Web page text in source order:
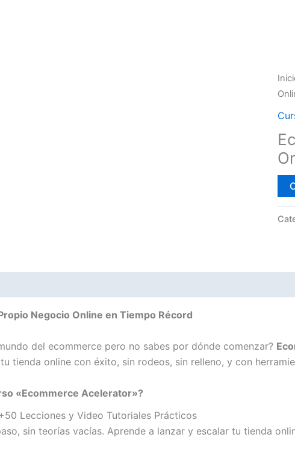
Negocio Online en Tiempo Récord
del ecommerce pero no sabes por dónde comenzar?
tienda online con éxito, sin rodeos, sin relleno, y con
«Ecommerce Acelerator»?
Lecciones y Video Tutoriales Prácticos
sin teorías vacías. Aprende a lanzar y escalar tu tienda